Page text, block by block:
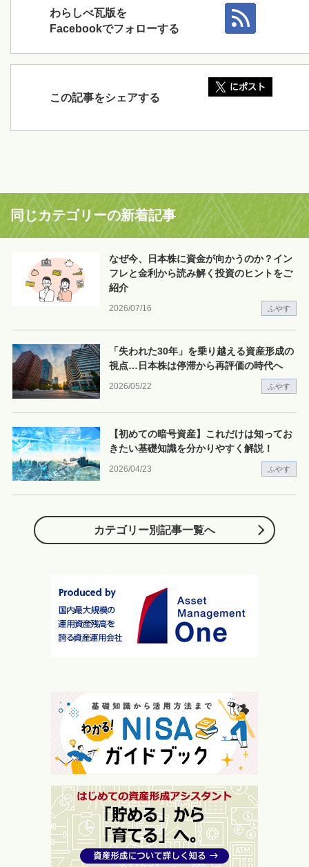
わらしべ瓦版を
Facebookでフォローする
この記事をシェアする
同じカテゴリーの新着記事
2026/07/16 ふやす
なぜ今、日本株に資金が向かうのか？イン
フレと金利から読み解く投資のヒントをご
紹介
2026/05/22 ふやす
「失われた30年」を乗り越える資産形成の
視点…日本株は停滞から再評価の時代へ
2026/04/23 ふやす
【初めての暗号資産】これだけは知ってお
きたい基礎知識を分かりやすく解説！
カテゴリー別記事一覧へ